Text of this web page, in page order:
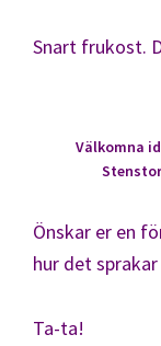
Snart frukost.
Välkomna
Önskar er en
hur det
Ta-ta!